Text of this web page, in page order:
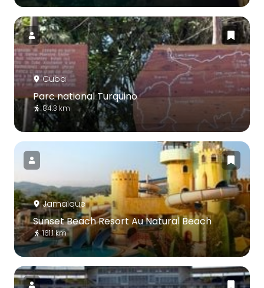
Cuba
Parc national Turquino
84.3 km
Jamaïque
Sunset Beach Resort Au Natural Beach
161.1 km